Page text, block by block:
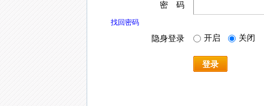
密 码
找回密码
隐身登录 开启 关闭
登录